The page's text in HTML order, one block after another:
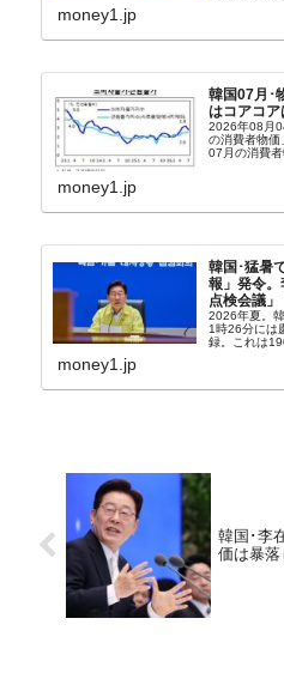
『朝鮮日報
money1.jp
韓国07月･
はコアコア
2026年08月
の消費者物
07月の消費
2.8％上昇（
money1.jp
韓国･猛暑
報」発令
点検会議」
2026年夏。
1時26分には
録。これは
ウル市全域
money1.jp
韓国･李
価は暴